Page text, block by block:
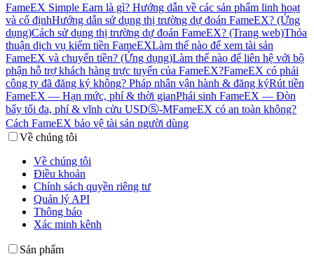
FameEX Simple Earn là gì? Hướng dẫn về các sản phẩm linh hoạt
và cố địnhHướng dẫn sử dụng thị trường dự đoán FameEX? (Ứng
dụng)Cách sử dụng thị trường dự đoán FameEX? (Trang web)Thỏa
thuận dịch vụ kiếm tiền FameEXLàm thế nào để xem tài sản
FameEX và chuyển tiền? (Ứng dụng)Làm thế nào để liên hệ với bộ
phận hỗ trợ khách hàng trực tuyến của FameEX?FameEX có phải
công ty đã đăng ký không? Pháp nhân vận hành & đăng kýRút tiền
FameEX — Hạn mức, phí & thời gianPhái sinh FameEX — Đòn
bẩy tối đa, phí & vĩnh cửu USDⓈ-MFameEX có an toàn không?
Cách FameEX bảo vệ tài sản người dùng
Về chúng tôi
Về chúng tôi
Điều khoản
Chính sách quyền riêng tư
Quản lý API
Thông báo
Xác minh kênh
Sản phẩm